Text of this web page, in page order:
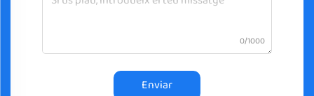
0/1000
Enviar